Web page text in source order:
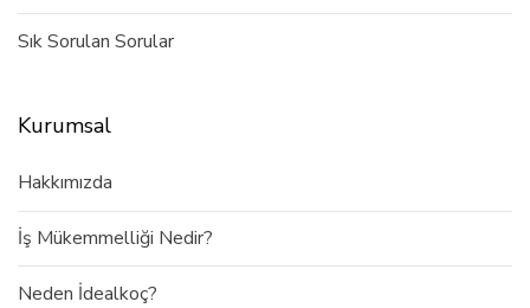
Sık Sorulan Sorular
Kurumsal
Hakkımızda
İş Mükemmelliği Nedir?
Neden İdealkoç?